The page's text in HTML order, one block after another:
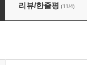
리뷰/한줄평 (11/4)